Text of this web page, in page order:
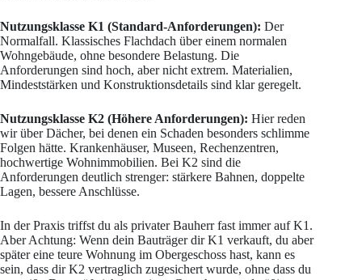
Nutzungsklasse K1 (Standard-Anforderungen): Der
Normalfall. Klassisches Flachdach über einem normalen
Wohngebäude, ohne besondere Belastung. Die
Anforderungen sind hoch, aber nicht extrem. Materialien,
Mindeststärken und Konstruktionsdetails sind klar geregelt.
Nutzungsklasse K2 (Höhere Anforderungen): Hier reden
wir über Dächer, bei denen ein Schaden besonders schlimme
Folgen hätte. Krankenhäuser, Museen, Rechenzentren,
hochwertige Wohnimmobilien. Bei K2 sind die
Anforderungen deutlich strenger: stärkere Bahnen, doppelte
Lagen, bessere Anschlüsse.
In der Praxis triffst du als privater Bauherr fast immer auf K1.
Aber Achtung: Wenn dein Bauträger dir K1 verkauft, du aber
später eine teure Wohnung im Obergeschoss hast, kann es
sein, dass dir K2 vertraglich zugesichert wurde, ohne dass du